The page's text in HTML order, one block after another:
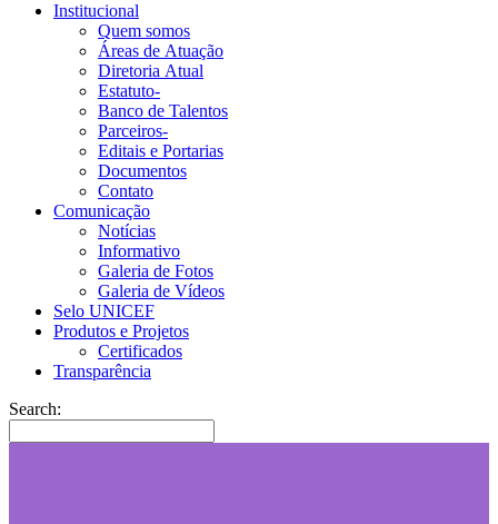
Institucional
Quem somos
Áreas de Atuação
Diretoria Atual
Estatuto-
Banco de Talentos
Parceiros-
Editais e Portarias
Documentos
Contato
Comunicação
Notícias
Informativo
Galeria de Fotos
Galeria de Vídeos
Selo UNICEF
Produtos e Projetos
Certificados
Transparência
Search: